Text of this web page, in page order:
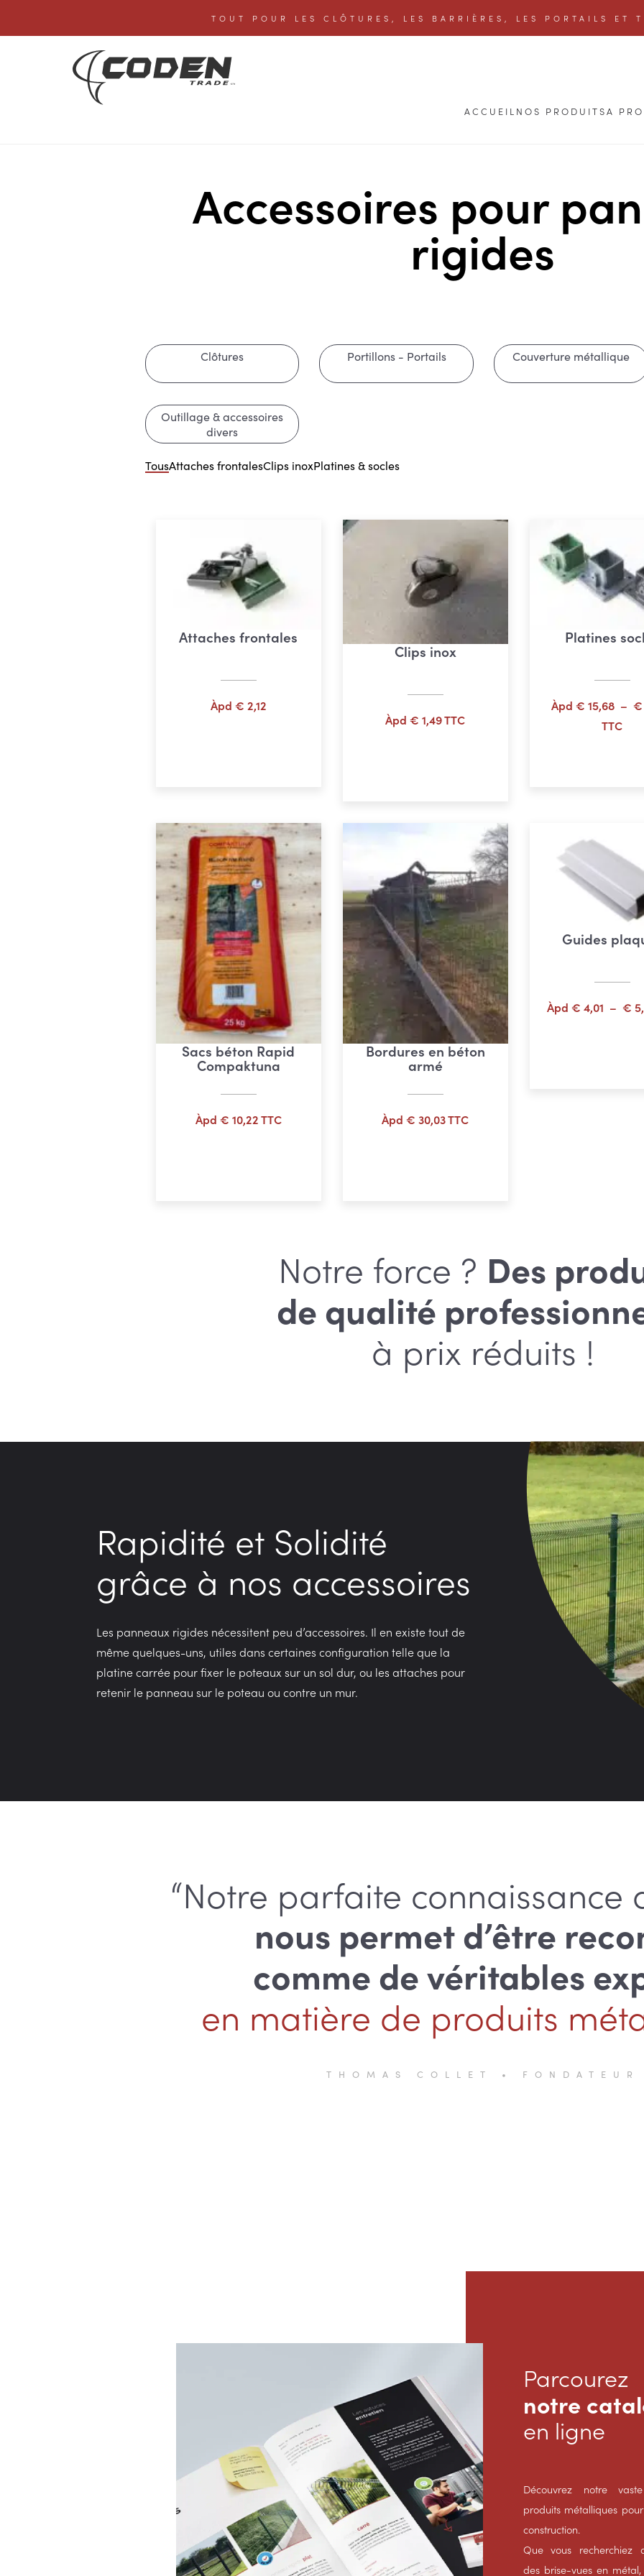
TOUT POUR LES CLÔTURES, LES BARRIÈRES, LES PORTAILS ET
ACCUEIL NOS PRODUITSA
Accessoires pour
rigides
Clôtures Portillons - Portails Couverture métallique
Outillage & accessoires
divers
TousAttaches frontalesClips inoxPlatines & socles
Attaches frontales
Àpd € 2,12
Clips inox
Àpd€ 1,49TTC
Platines
Àpd€ 15,68 – €
TTC
Sacs béton Rapid
Compaktuna
Àpd € 10,22TTC
Bordures en béton
armé
Àpd€ 30,03TTC
Guides
Àpd € 4,01 – €
Notre force ? Des
de qualité
à prix réduits !
Rapidité et Solidité
grâce à nos accessoires
Les panneaux rigides nécessitent peu d’accessoires. Il en existe tout de
même quelques-uns, utiles dans certaines configuration telle que la
platine carrée pour fixer le poteaux sur un sol dur, ou les attaches pour
retenir le panneau sur le poteau ou contre un mur.
“Notre parfaite connaissance
nous permet d’être
comme de véritables
en matière de produits
THOMAS COLLET • FONDATEUR
Parcourez
notre
en ligne
Découvrez notre
produits métalliques
construction.
Que vous recherchiez
des brise-vues en